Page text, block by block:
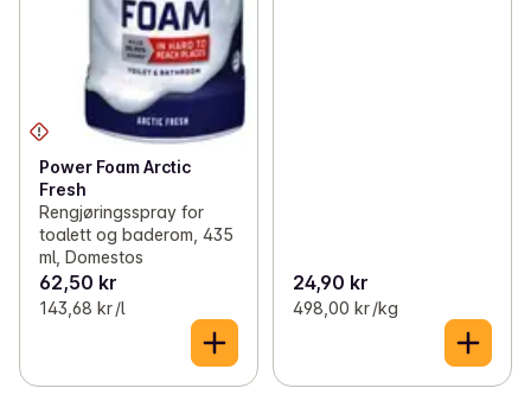
Power Foam Arctic
Fresh
Rengjøringsspray for
toalett og baderom, 435
ml, Domestos
62,50 kr
143,68 kr /l
24,90 kr
498,00 kr /kg